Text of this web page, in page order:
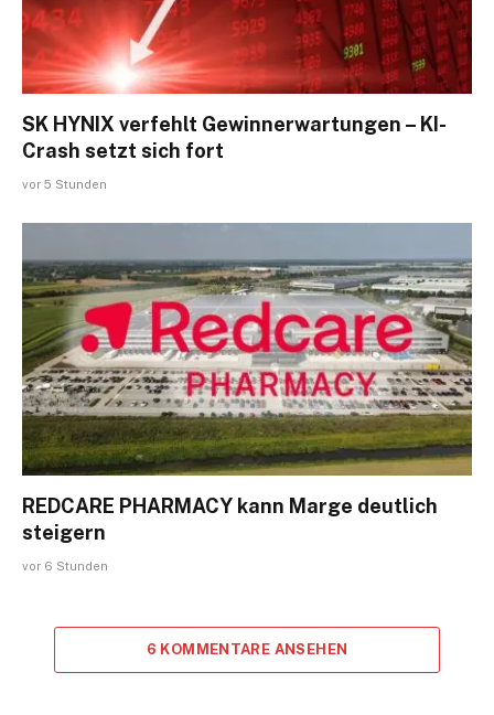
SK HYNIX verfehlt Gewinnerwartungen – KI-
Crash setzt sich fort
vor 5 Stunden
REDCARE PHARMACY kann Marge deutlich
steigern
vor 6 Stunden
6 KOMMENTARE ANSEHEN